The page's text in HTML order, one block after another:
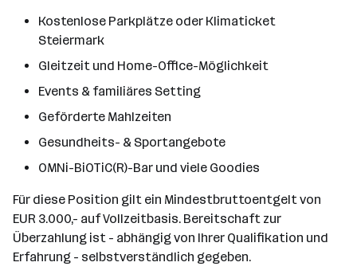
Kostenlose Parkplätze oder Klimaticket
Steiermark
Gleitzeit und Home-Office-Möglichkeit
Events & familiäres Setting
Geförderte Mahlzeiten
Gesundheits- & Sportangebote
OMNi-BiOTiC(R)-Bar und viele Goodies
Für diese Position gilt ein Mindestbruttoentgelt von
EUR 3.000,- auf Vollzeitbasis. Bereitschaft zur
Überzahlung ist - abhängig von Ihrer Qualifikation und
Erfahrung - selbstverständlich gegeben.